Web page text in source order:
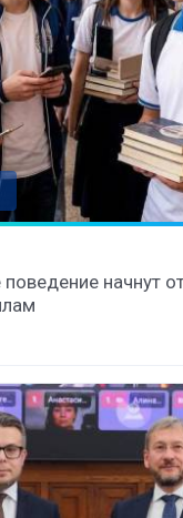
начнут